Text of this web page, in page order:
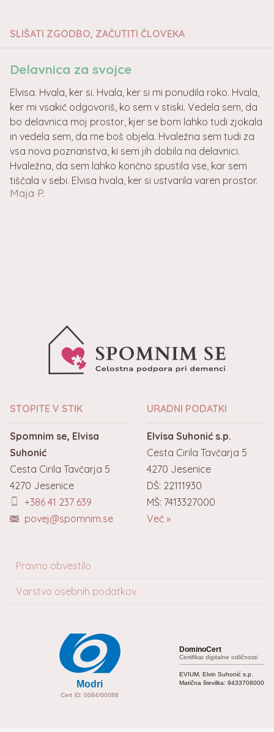
SLIŠATI ZGODBO, ZAČUTITI ČLOVEKA
Delavnica za svojce
Elvisa. Hvala, ker si. Hvala, ker si mi ponudila roko. Hvala,
ker mi vsakič odgovoriš, ko sem v stiski. Vedela sem, da
bo delavnica moj prostor, kjer se bom lahko tudi zjokala
in vedela sem, da me boš objela. Hvaležna sem tudi za
vsa nova poznanstva, ki sem jih dobila na delavnici.
Hvaležna, da sem lahko končno spustila vse, kar sem
tiščala v sebi. Elvisa hvala, ker si ustvarila varen prostor.
Maja P.
STOPITE V STIK
Spomnim se, Elvisa
Suhonić
Cesta Cirila Tavčarja 5
4270 Jesenice
+386 41 237 639
povej@spomnim.se
URADNI PODATKI
Elvisa Suhonić s.p.
Cesta Cirila Tavčarja 5
4270 Jesenice
DŠ: 22111930
MŠ: 7413327000
Več »
Pravno obvestilo
Varstvo osebnih podatkov
Modri
Cert ID: 0084/00088
DominoCert
Certifikat digitalne odličnosti
EVIUM, Elvin Suhonić s.p.
Matična številka: 9433708000